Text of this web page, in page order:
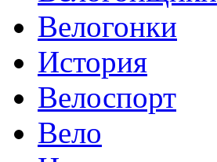
Велогонки
История
Велоспорт
Вело